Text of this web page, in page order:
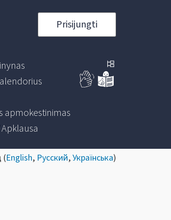
Prisijungti
apmokestinimas
(English, Русский,Українська)